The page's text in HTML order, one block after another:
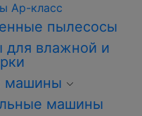
Ар-класс
пылесосы
для влажной и
машины
машины